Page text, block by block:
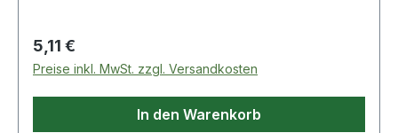
Regulärer Preis:
5,11 €
Preise inkl. MwSt. zzgl. Versandkosten
In den Warenkorb